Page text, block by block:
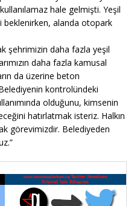
hale gelmişti. Yeşil
beklenirken, alanda otopark
şehrimizin daha fazla yeşil
daha fazla kamusal
da üzerine beton
kontrolündeki
olduğunu, kimsenin
hatırlatmak isteriz. Halkın
görevimizdir. Belediyeden